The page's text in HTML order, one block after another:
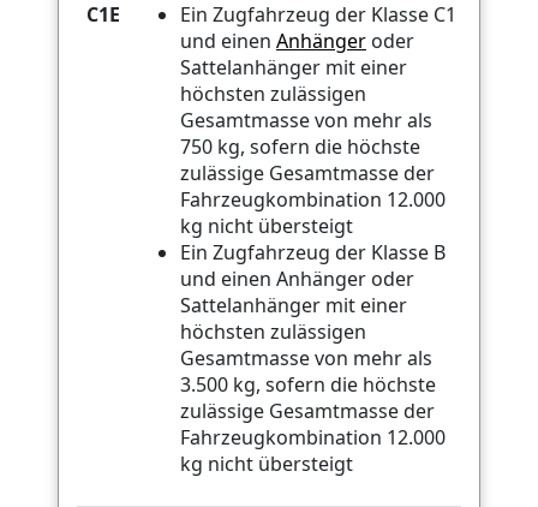
C1E
Ein Zugfahrzeug der Klasse C1
und einen Anhänger oder
Sattelanhänger mit einer
höchsten zulässigen
Gesamtmasse von mehr als
750 kg, sofern die höchste
zulässige Gesamtmasse der
Fahrzeugkombination 12.000
kg nicht übersteigt
Ein Zugfahrzeug der Klasse B
und einen Anhänger oder
Sattelanhänger mit einer
höchsten zulässigen
Gesamtmasse von mehr als
3.500 kg, sofern die höchste
zulässige Gesamtmasse der
Fahrzeugkombination 12.000
kg nicht übersteigt